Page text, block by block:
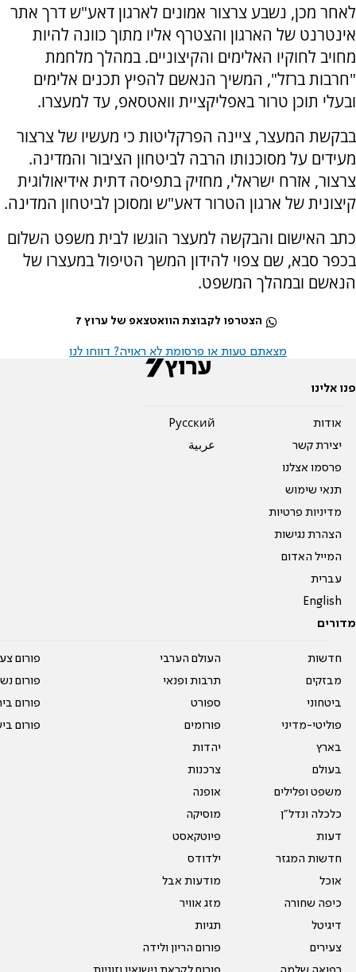
לאחר מכן, נשבע צרצור אמונים לארגון דאע"ש דרך אתר
אינטרנט של הארגון והצטרף אליו מתוך כוונה להיות
מחויב לחוקיו האלימים והקיצוניים. במהלך מלחמת
"חרבות ברזל", המשיך הנאשם להפיץ תכנים אלימים
ובעלי תוכן טרור באפליקציית וואטסאפ, עד למעצרו.
בבקשת המעצר, ציינה הפרקליטות כי מעשיו של צרצור
מעידים על מסוכנותו הרבה לביטחון הציבור והמדינה.
צרצור, אזרח ישראלי, מחזיק בתפיסה דתית אידיאולוגית
קיצונית של ארגון הטרור דאע"ש ומסוכן לביטחון המדינה.
כתב האישום והבקשה למעצר הוגשו לבית משפט השלום
בכפר סבא, שם צפוי להידון המשך הטיפול במעצרו של
הנאשם ובמהלך המשפט.
הצטרפו לקבוצת הוואטצאפ של ערוץ 7
מצאתם טעות או פרסומת לא ראויה? דווחו לנו
פנו אלינו
אודות
יצירת קשר
פרסמו אצלנו
תנאי שימוש
מדיניות פרטיות
הצהרת נגישות
המייל האדום
עברית
English
Pусский
عربية
מדורים
חדשות
מבזקים
ביטחוני
פוליטי-מדיני
בארץ
בעולם
משפט ופלילים
כלכלה ונדל"ן
דעות
חדשות המגזר
אוכל
כיפה שחורה
דיגיטל
צעירים
העולם הערבי
תרבות ופנאי
ספורט
פורומים
יהדות
צרכנות
אופנה
מוסיקה
פיוטקאסט
ילדודס
מודעות אבל
מזג אוויר
תגיות
פורום הריון ולידה
פורום
פורום
פורום
פורום